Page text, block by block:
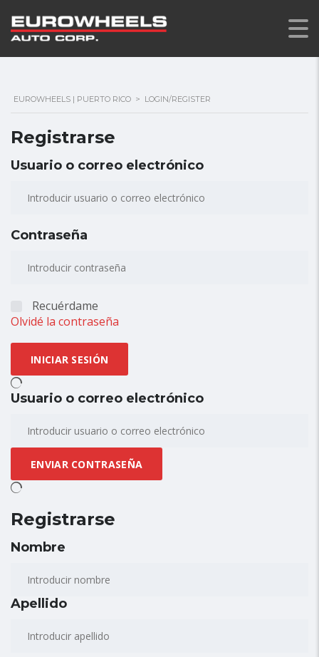
EUROWHEELS | PUERTO RICO > LOGIN/REGISTER
Registrarse
Usuario o correo electrónico
Contraseña
Recuérdame
Olvidé la contraseña
Usuario o correo electrónico
Registrarse
Nombre
Apellido